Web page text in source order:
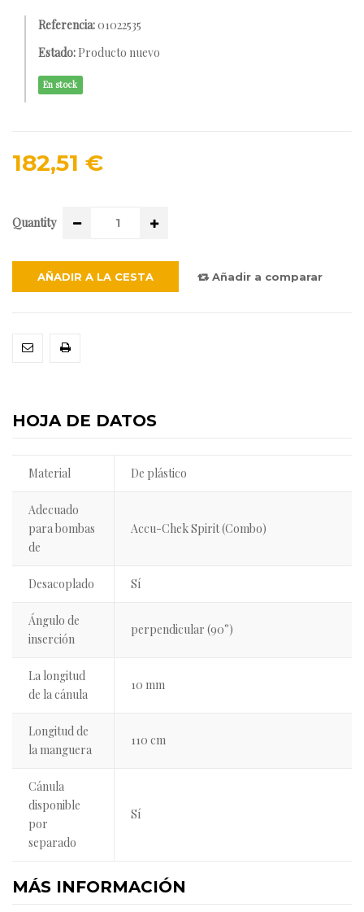
Referencia:01022535
Estado: Producto nuevo
En stock
182,51 €
Quantity
AÑADIR A LA CESTA Añadir a comparar
HOJA DE DATOS
Material De plástico
Adecuado
para bombas
de
Accu-Chek Spirit (Combo)
Desacoplado Sí
Ángulo de
inserción
perpendicular (90°)
La longitud
de la cánula
10 mm
Longitud de
la manguera
110 cm
Cánula
disponible
por
separado
Sí
MÁS INFORMACIÓN